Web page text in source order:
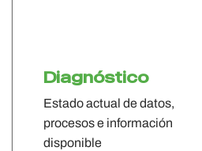
Diagnóstico
Estado actual de datos,
procesos e información
disponible